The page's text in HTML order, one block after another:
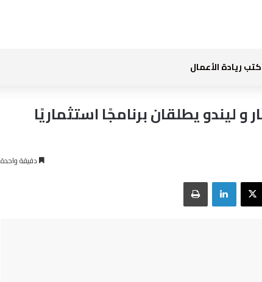
كتب ريادة الأعمال
ليندو يطلقان برنامجًا استثماريًا
دقيقة واحدة
‫X لينكدإن طباعة